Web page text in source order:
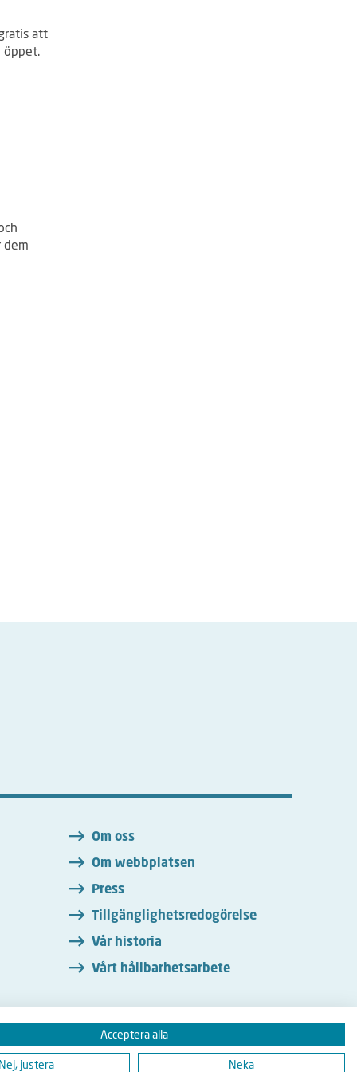
att
öppet.
dem
Om oss
Om webbplatsen
Press
Tillgänglighetsredogörelse
Vår historia
Vårt hållbarhetsarbete
Instagram
Acceptera alla
Nej, justera Neka